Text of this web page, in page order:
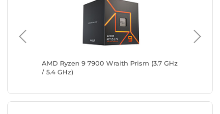
AMD Ryzen 9 7900 Wraith Prism (3.7 GHz
/ 5.4 GHz)